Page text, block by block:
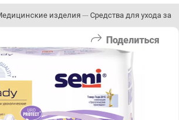
изделия Средства для ухода за
Поделиться